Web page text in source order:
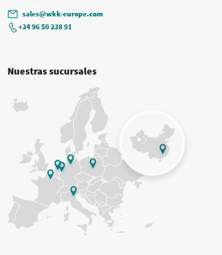
sales@wkk-europe.com
+34 96 50 238 91
Nuestras sucursales